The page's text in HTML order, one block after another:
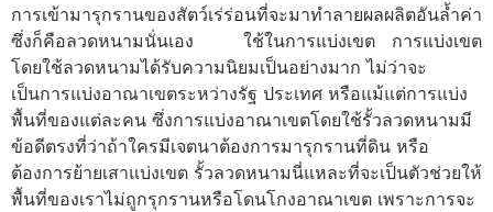
การเข้ามารุกรานของสัตว์เร่ร่อนที่จะมาทำลายผลผลิตอันล้ำค่า
ซึ่งก็คือลวดหนามนั่นเอง ใช้ในการแบ่งเขต การแบ่งเขต
โดยใช้ลวดหนามได้รับความนิยมเป็นอย่างมาก ไม่ว่าจะ
เป็นการแบ่งอาณาเขตระหว่างรัฐ ประเทศ หรือแม้แต่การแบ่ง
พื้นที่ของแต่ละคน ซึ่งการแบ่งอาณาเขตโดยใช้รั้วลวดหนามมี
ข้อดีตรงที่ว่าถ้าใครมีเจตนาต้องการมารุกรานที่ดิน หรือ
ต้องการย้ายเสาแบ่งเขต รั้วลวดหนามนี่แหละที่จะเป็นตัวช่วยให้
พื้นที่ของเราไม่ถูกรุกรานหรือโดนโกงอาณาเขต เพราะการจะ